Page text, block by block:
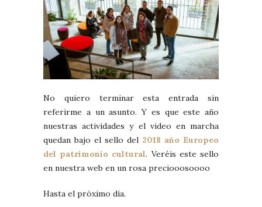
No quiero terminar esta entrada sin
referirme a un asunto. Y es que este año
nuestras actividades y el video en marcha
quedan bajo el sello del 2018 año Europeo
del patrimonio cultural. Veréis este sello
en nuestra web en un rosa preciooosoooo
Hasta el próximo día.